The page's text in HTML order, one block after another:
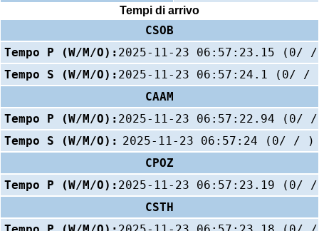
Tempi di arrivo
CSOB
Tempo P (W/M/O): 2025-11-23 06:57:23.15 (0/
Tempo S (W/M/O): 2025-11-23 06:57:24.1 (0/ /
CAAM
Tempo P (W/M/O): 2025-11-23 06:57:22.94 (0/
Tempo S (W/M/O): 2025-11-23 06:57:24 (0/ / )
CPOZ
Tempo P (W/M/O): 2025-11-23 06:57:23.19 (0/
CSTH